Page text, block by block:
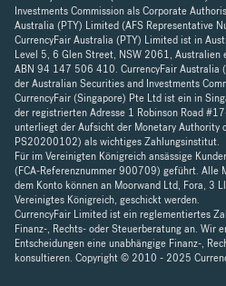
Investments Commission als Corporate
Australia (PTY) Limited (AFS Representative
CurrencyFair Australia (PTY) Limited ist in
Level 5, 6 Glen Street, NSW 2061,
ABN 94 147 506 410. CurrencyFair Australia
der Australian Securities and Investments
CurrencyFair (Singapore) Pte Ltd ist ein in
der registrierten Adresse 1 Robinson Road
unterliegt der Aufsicht der Monetary Authority
PS20200102) als wichtiges Zahlungsinstitut.
Für im Vereinigten Königreich ansässige
(FCA-Referenznummer 900709) geführt. Alle
dem Konto können an Moorwand Ltd, Fora, 3
Vereinigtes Königreich, geschickt werden.
CurrencyFair Limited ist ein reglementiertes
Finanz-, Rechts- oder Steuerberatung an. Wir
Entscheidungen eine unabhängige Finanz-,
konsultieren. Copyright © 2010 - 2025